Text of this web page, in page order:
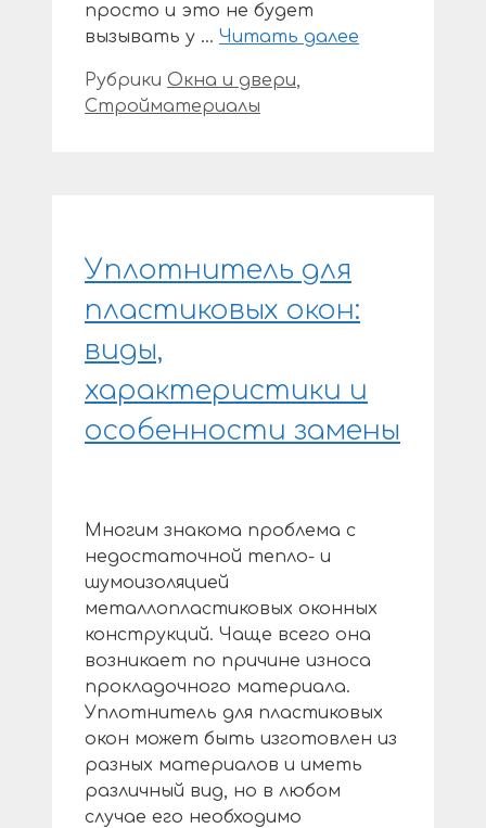
просто и это не будет
вызывать у … Читать далее
Рубрики Окна и двери,
Стройматериалы
Уплотнитель для
пластиковых окон:
виды,
характеристики и
особенности замены
Многим знакома проблема с
недостаточной тепло- и
шумоизоляцией
металлопластиковых оконных
конструкций. Чаще всего она
возникает по причине износа
прокладочного материала.
Уплотнитель для пластиковых
окон может быть изготовлен из
разных материалов и иметь
различный вид, но в любом
случае его необходимо